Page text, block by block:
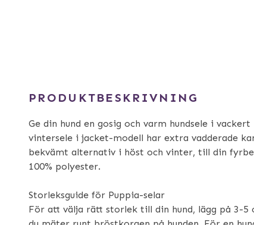
PRODUKTBESKRIVNING
Ge din hund en gosig och varm hundsele i
vintersele i jacket-modell har extra vadderade
bekvämt alternativ i höst och vinter, till din
100% polyester.
Storleksguide för Puppia-selar
För att välja rätt storlek till din hund, lägg på 3-5